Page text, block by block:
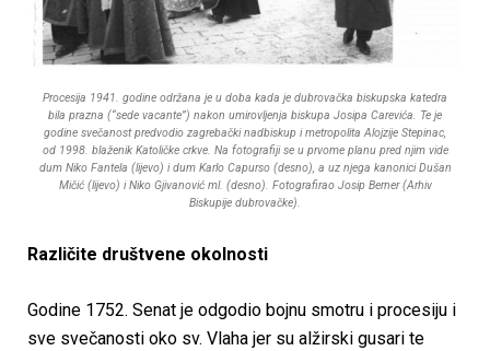
Procesija 1941. godine održana je u doba kada je dubrovačka biskupska katedra
bila prazna (“sede vacante”) nakon umirovljenja biskupa Josipa Carevića. Te je
godine svečanost predvodio zagrebački nadbiskup i metropolita Alojzije Stepinac,
od 1998. blaženik Katoličke crkve. Na fotografiji se u prvome planu pred njim vide
dum Niko Fantela (lijevo) i dum Karlo Capurso (desno), a uz njega kanonici Dušan
Mičić (lijevo) i Niko Gjivanović ml. (desno). Fotografirao Josip Berner (Arhiv
Biskupije dubrovačke).
Različite društvene okolnosti
Godine 1752. Senat je odgodio bojnu smotru i procesiju i
sve svečanosti oko sv. Vlaha jer su alžirski gusari te